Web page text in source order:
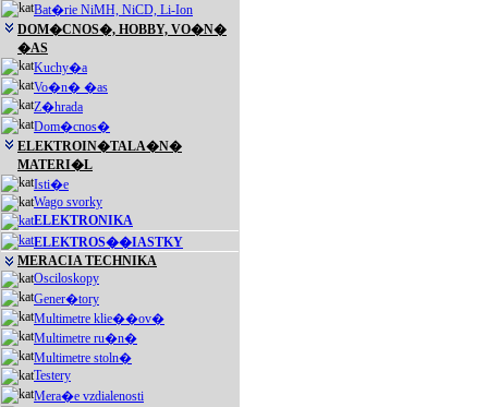
Bat�rie NiMH, NiCD, Li-Ion
DOM�CNOS�, HOBBY, VO�N�
�AS
Kuchy�a
Vo�n� �as
Z�hrada
Dom�cnos�
ELEKTROIN�TALA�N�
MATERI�L
Isti�e
Wago svorky
ELEKTRONIKA
ELEKTROS��IASTKY
MERACIA TECHNIKA
Osciloskopy
Gener�tory
Multimetre klie��ov�
Multimetre ru�n�
Multimetre stoln�
Testery
Mera�e vzdialenosti